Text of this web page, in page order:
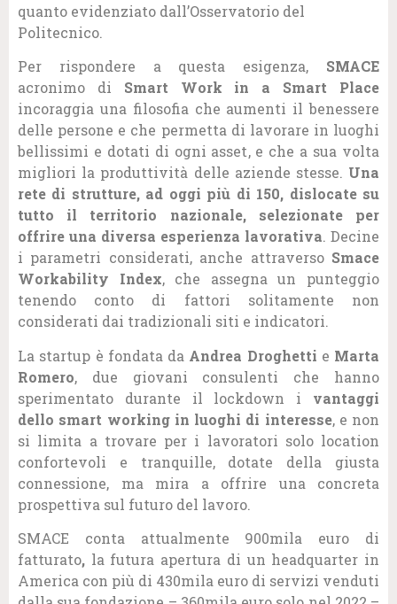
quanto evidenziato dall’Osservatorio del
Politecnico.
Per rispondere a questa esigenza, SMACE
acronimo di Smart Work in a Smart Place
incoraggia una filosofia che aumenti il benessere
delle persone e che permetta di lavorare in luoghi
bellissimi e dotati di ogni asset, e che a sua volta
migliori la produttività delle aziende stesse. Una
rete di strutture, ad oggi più di 150, dislocate su
tutto il territorio nazionale, selezionate per
offrire una diversa esperienza lavorativa. Decine
i parametri considerati, anche attraverso Smace
Workability Index, che assegna un punteggio
tenendo conto di fattori solitamente non
considerati dai tradizionali siti e indicatori.
La startup è fondata da Andrea Droghetti e Marta
Romero, due giovani consulenti che hanno
sperimentato durante il lockdown i vantaggi
dello smart working in luoghi di interesse, e non
si limita a trovare per i lavoratori solo location
confortevoli e tranquille, dotate della giusta
connessione, ma mira a offrire una concreta
prospettiva sul futuro del lavoro.
SMACE conta attualmente 900mila euro di
fatturato, la futura apertura di un headquarter in
America con più di 430mila euro di servizi venduti